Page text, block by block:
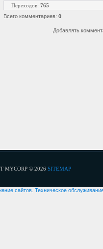
Переходов: 765
Всего комментариев: 0
Добавлять
MYCORP © 2026 SITEMAP
сайтов Техническое